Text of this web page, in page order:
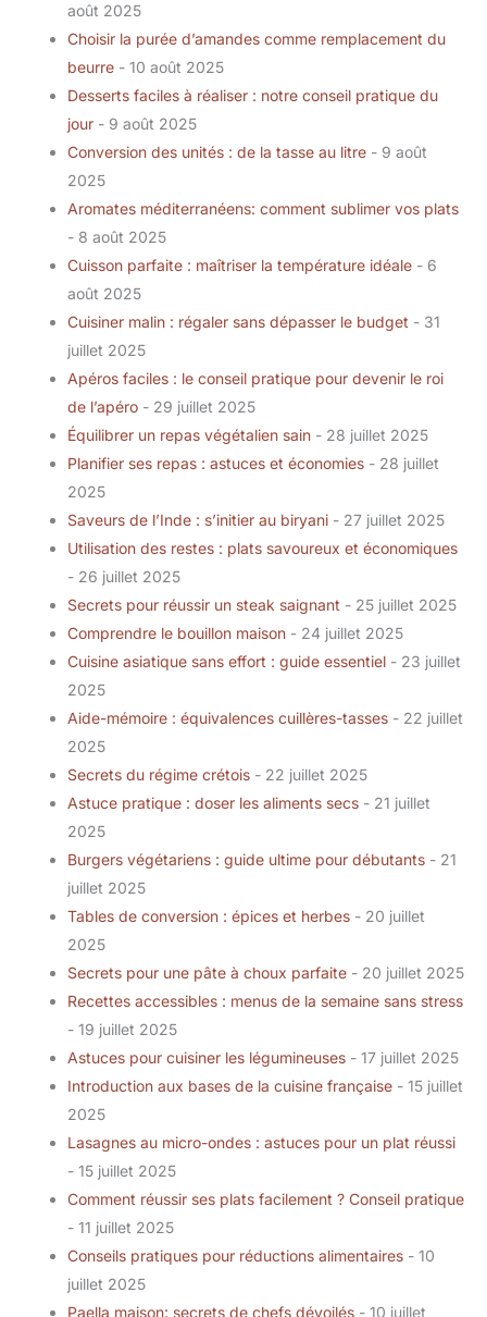
août 2025
Choisir la purée d’amandes comme remplacement du
beurre - 10 août 2025
Desserts faciles à réaliser : notre conseil pratique du
jour - 9 août 2025
Conversion des unités : de la tasse au litre - 9 août
2025
Aromates méditerranéens: comment sublimer vos plats
- 8 août 2025
Cuisson parfaite : maîtriser la température idéale - 6
août 2025
Cuisiner malin : régaler sans dépasser le budget - 31
juillet 2025
Apéros faciles : le conseil pratique pour devenir le roi
de l’apéro - 29 juillet 2025
Équilibrer un repas végétalien sain - 28 juillet 2025
Planifier ses repas : astuces et économies - 28 juillet
2025
Saveurs de l’Inde : s’initier au biryani - 27 juillet 2025
Utilisation des restes : plats savoureux et économiques
- 26 juillet 2025
Secrets pour réussir un steak saignant - 25 juillet 2025
Comprendre le bouillon maison - 24 juillet 2025
Cuisine asiatique sans effort : guide essentiel - 23 juillet
2025
Aide-mémoire : équivalences cuillères-tasses - 22 juillet
2025
Secrets du régime crétois - 22 juillet 2025
Astuce pratique : doser les aliments secs - 21 juillet
2025
Burgers végétariens : guide ultime pour débutants - 21
juillet 2025
Tables de conversion : épices et herbes - 20 juillet
2025
Secrets pour une pâte à choux parfaite - 20 juillet 2025
Recettes accessibles : menus de la semaine sans stress
- 19 juillet 2025
Astuces pour cuisiner les légumineuses - 17 juillet 2025
Introduction aux bases de la cuisine française - 15 juillet
2025
Lasagnes au micro-ondes : astuces pour un plat réussi
- 15 juillet 2025
Comment réussir ses plats facilement ? Conseil pratique
- 11 juillet 2025
Conseils pratiques pour réductions alimentaires - 10
juillet 2025
Paella maison: secrets de chefs dévoilés - 10 juillet